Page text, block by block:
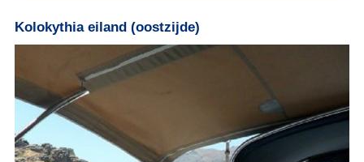
Kolokythia eiland (oostzijde)